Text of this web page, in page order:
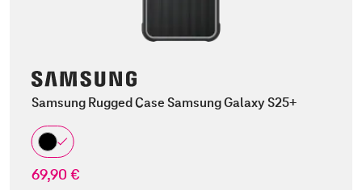
Samsung Rugged Case Samsung Galaxy S25+
69,90 €